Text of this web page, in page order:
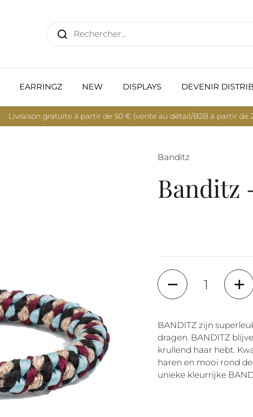
EARRINGZ NEW DISPLAYS DEVENIR
Livraison gratuite à partir de 50 € (vente au détail/B2B à partir de
Banditz
Banditz
Quantité
BANDITZ zijn
dragen. BANDITZ
krullend haar hebt.
haren en mooi rond
unieke kleurrijke